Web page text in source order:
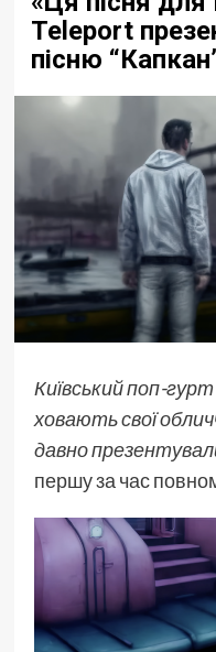
Teleport
пісню
Київський поп-гурт
ховають свої
давно
першу за час